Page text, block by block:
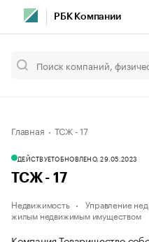
РБК Компании
Главная ТСЖ - 17
ДЕЙСТВУЕТОБНОВЛЕНО, 29.05.2023
ТСЖ - 17
Недвижимость Управление
жилым недвижимым имуществом